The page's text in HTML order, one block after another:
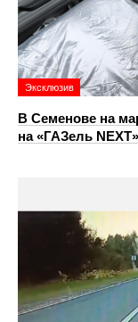
Эксклюзив
В Семенове на
на «ГАЗель